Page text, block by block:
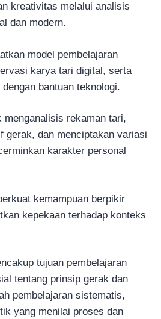
kreativitas melalui analisis
dan modern.
model pembelajaran
karya tari digital, serta
bantuan teknologi.
menganalisis rekaman tari,
gerak, dan menciptakan variasi
karakter personal
kemampuan berpikir
kepekaan terhadap konteks
tujuan pembelajaran
tentang prinsip gerak dan
pembelajaran sistematis,
yang menilai proses dan